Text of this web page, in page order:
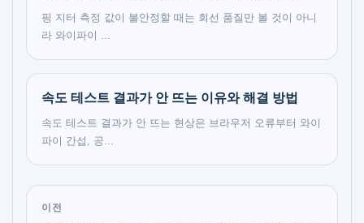
핑 지터 측정 값이 불안정할 때는 회선 품질만 볼 것이 아니
라 와이파이 ...
속도 테스트 결과가 안 뜨는 이유와 해결 방법
속도 테스트 결과가 안 뜨는 현상은 브라우저 오류부터 와이
파이 간섭, 공...
이전